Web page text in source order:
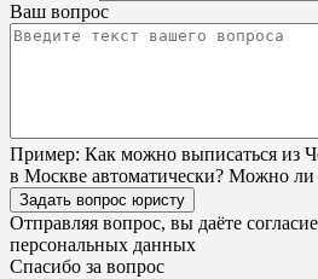
Ваш вопрос
Пример: Как можно выписаться из
в Москве автоматически? Можно ли
Задать вопрос юристу
Отправляя вопрос, вы даёте
персональных данных
Спасибо за вопрос